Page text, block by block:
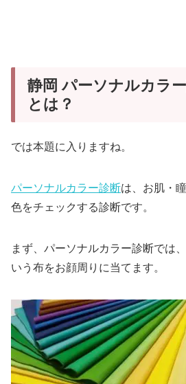
静岡 パーソナルカラ
とは？
では本題に入りますね。
パーソナルカラー診断は、お肌・
色をチェックする診断です。
まず、パーソナルカラー診断では
いう布をお顔周りに当てます。